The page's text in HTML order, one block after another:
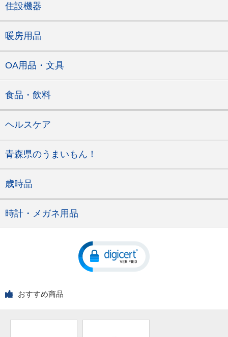
住設機器
暖房用品
OA用品・文具
食品・飲料
ヘルスケア
青森県のうまいもん！
歳時品
時計・メガネ用品
おすすめ商品